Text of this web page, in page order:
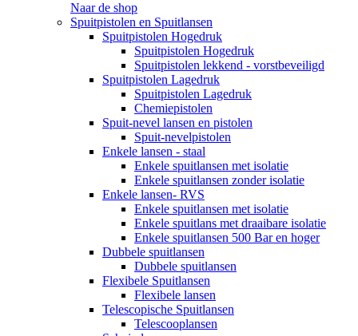
Naar de shop
Spuitpistolen en Spuitlansen
Spuitpistolen Hogedruk
Spuitpistolen Hogedruk
Spuitpistolen lekkend - vorstbeveiligd
Spuitpistolen Lagedruk
Spuitpistolen Lagedruk
Chemiepistolen
Spuit-nevel lansen en pistolen
Spuit-nevelpistolen
Enkele lansen - staal
Enkele spuitlansen met isolatie
Enkele spuitlansen zonder isolatie
Enkele lansen- RVS
Enkele spuitlansen met isolatie
Enkele spuitlans met draaibare isolatie
Enkele spuitlansen 500 Bar en hoger
Dubbele spuitlansen
Dubbele spuitlansen
Flexibele Spuitlansen
Flexibele lansen
Telescopische Spuitlansen
Telescooplansen